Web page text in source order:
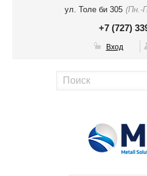
ул. Толе би 305 (Пн.-
+7 (727)
Вход